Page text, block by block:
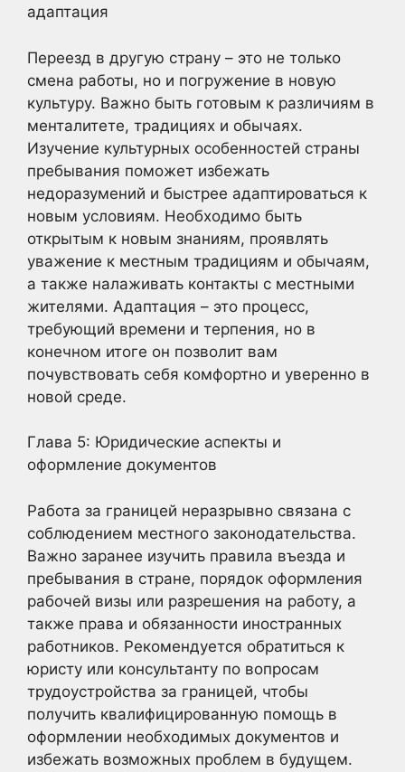
адаптация
Переезд в другую страну – это не только
смена работы, но и погружение в новую
культуру. Важно быть готовым к различиям в
менталитете, традициях и обычаях.
Изучение культурных особенностей страны
пребывания поможет избежать
недоразумений и быстрее адаптироваться к
новым условиям. Необходимо быть
открытым к новым знаниям, проявлять
уважение к местным традициям и обычаям,
а также налаживать контакты с местными
жителями. Адаптация – это процесс,
требующий времени и терпения, но в
конечном итоге он позволит вам
почувствовать себя комфортно и уверенно в
новой среде.
Глава 5: Юридические аспекты и
оформление документов
Работа за границей неразрывно связана с
соблюдением местного законодательства.
Важно заранее изучить правила въезда и
пребывания в стране, порядок оформления
рабочей визы или разрешения на работу, а
также права и обязанности иностранных
работников. Рекомендуется обратиться к
юристу или консультанту по вопросам
трудоустройства за границей, чтобы
получить квалифицированную помощь в
оформлении необходимых документов и
избежать возможных проблем в будущем.